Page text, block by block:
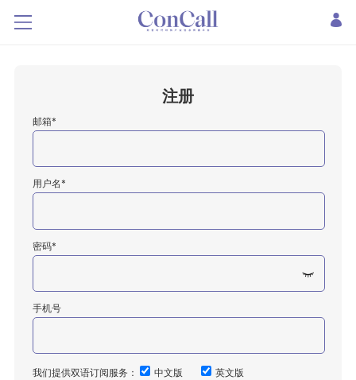
注册
邮箱*
用户名*
密码*
手机号
我们提供双语订阅服务： 中文版
英文版